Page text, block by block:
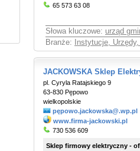
65 573 63 08
Słowa kluczowe: urząd
Branże:
Instytucje,
JACKOWSKA Sklep
pl. Cyryla Ratajskiego 9
63-830 Pępowo
wielkopolskie
pępowo.jackowska@.wp.pl
www.firma-jackowski.pl
730 536 609
Sklep firmowy elektryczny -